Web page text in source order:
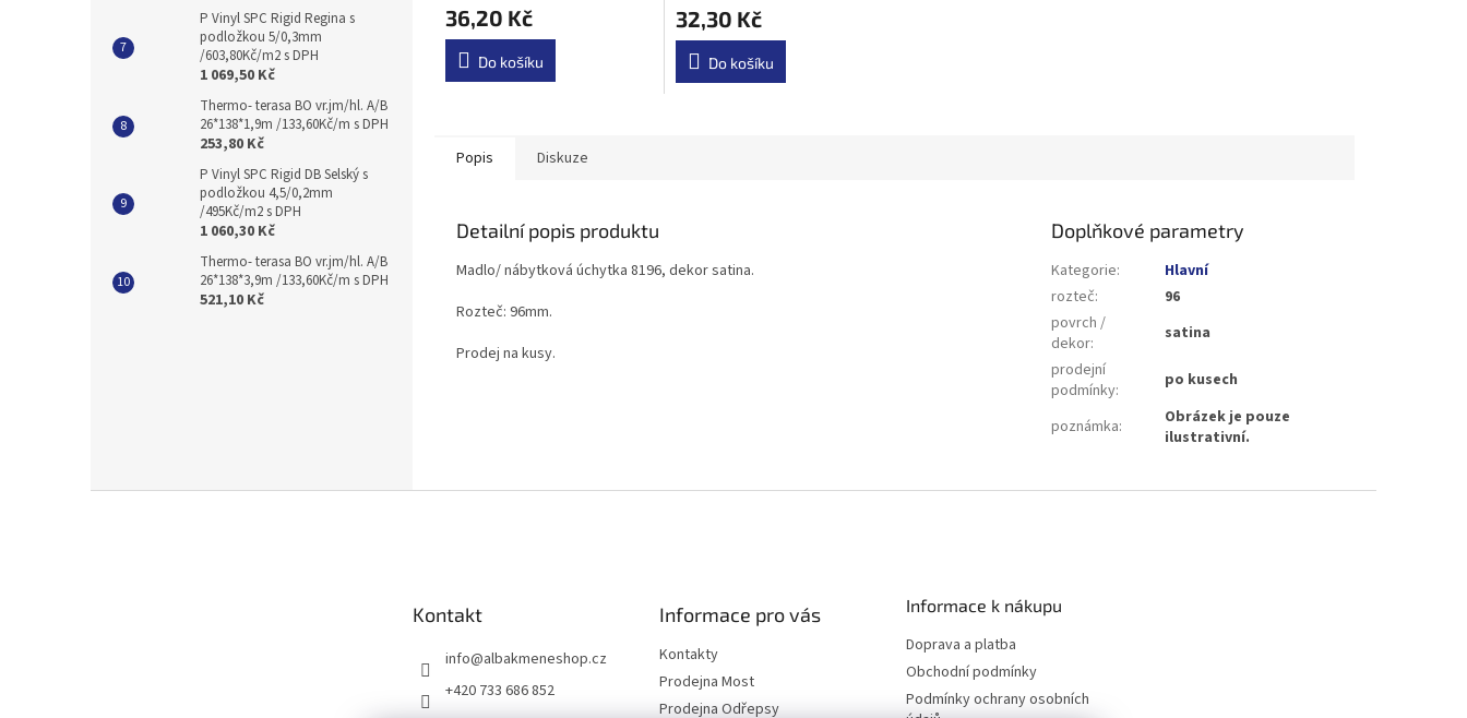
P Vinyl SPC Rigid Regina s
podložkou 5/0,3mm
/603,80Kč/m2 s DPH
1 069,50 Kč
Thermo- terasa BO vr.jm/hl. A/B
26*138*1,9m /133,60Kč/m s DPH
253,80 Kč
P Vinyl SPC Rigid DB Selský s
podložkou 4,5/0,2mm
/495Kč/m2 s DPH
1 060,30 Kč
Thermo- terasa BO vr.jm/hl. A/B
26*138*3,9m /133,60Kč/m s DPH
521,10 Kč
36,20 Kč
Do košíku
32,30 Kč
Do košíku
Popis Diskuze
Detailní popis produktu
Madlo/ nábytková úchytka 8196, dekor satina.
Rozteč: 96mm.
Prodej na kusy.
Doplňkové parametry
Kategorie:
Hlavní
rozteč:
96
povrch /
dekor:
satina
prodejní
podmínky: po kusech
poznámka:
Obrázek je pouze
ilustrativní.
Kontakt
info@albakmeneshop.cz
+420 733 686 852
Informace pro vás
Kontakty
Prodejna Most
Prodejna Odřepsy
Informace k nákupu
Doprava a platba
Obchodní podmínky
Podmínky ochrany osobních